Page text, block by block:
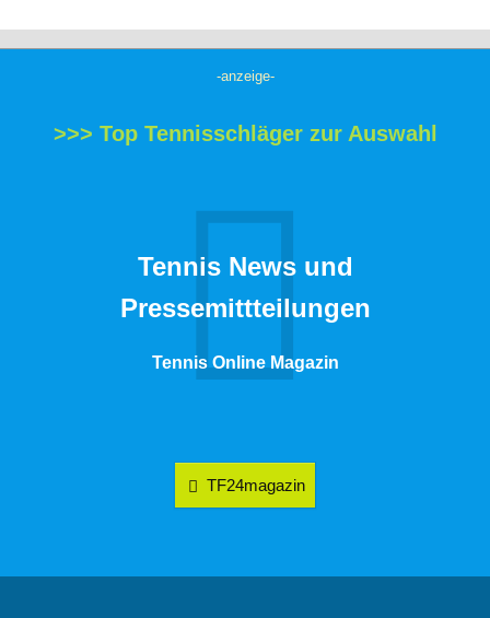
-anzeige-
>>> Top Tennisschläger zur Auswahl
Tennis News und
Pressemittteilungen
Tennis Online Magazin
TF24magazin